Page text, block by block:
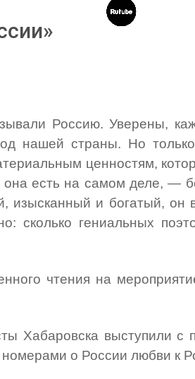
Россию. Уверены,
нашей страны. Но
ценностям,
есть на самом деле, —
изысканный и богатый, он
сколько гениальных
чтения на
Хабаровска выступили с
номерами о России любви к